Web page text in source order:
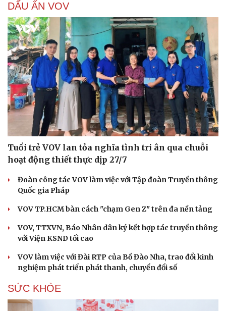
Cải chính
DẤU ẤN VOV
Tuổi trẻ VOV lan tỏa nghĩa tình tri ân qua chuỗi
hoạt động thiết thực dịp 27/7
Đoàn công tác VOV làm việc với Tập đoàn Truyền thông
Quốc gia Pháp
VOV TP.HCM bàn cách "chạm Gen Z" trên đa nền tảng
VOV, TTXVN, Báo Nhân dân ký kết hợp tác truyền thông
với Viện KSND tối cao
VOV làm việc với Đài RTP của Bồ Đào Nha, trao đổi kinh
nghiệm phát triển phát thanh, chuyển đổi số
SỨC KHỎE